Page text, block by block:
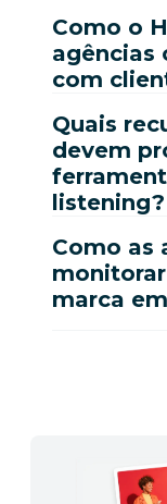
Como o
agências
com
Quais
devem
listening?
Como as
marca